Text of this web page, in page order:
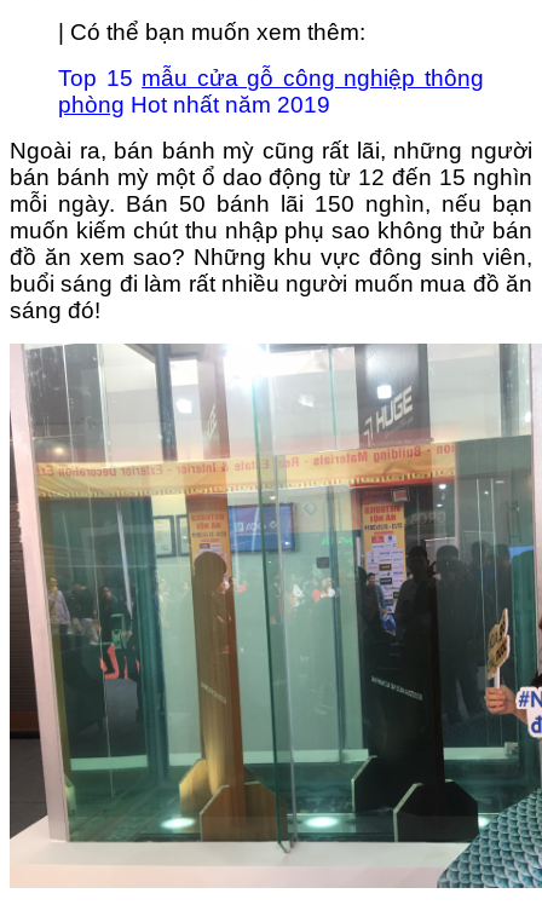
| Có thể bạn muốn xem thêm:
Top 15 mẫu cửa gỗ công nghiệp thông
phòng Hot nhất năm 2019
Ngoài ra, bán bánh mỳ cũng rất lãi, những người
bán bánh mỳ một ổ dao động từ 12 đến 15 nghìn
mỗi ngày. Bán 50 bánh lãi 150 nghìn, nếu bạn
muốn kiếm chút thu nhập phụ sao không thử bán
đồ ăn xem sao? Những khu vực đông sinh viên,
buổi sáng đi làm rất nhiều người muốn mua đồ ăn
sáng đó!